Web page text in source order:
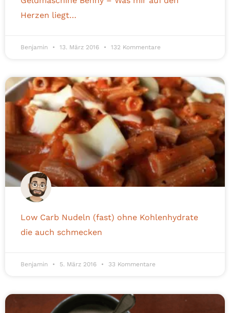
Herzen liegt…
Benjamin 13. März 2016 132 Kommentare
Low Carb Nudeln (fast) ohne Kohlenhydrate
die auch schmecken
Benjamin 5. März 2016 33 Kommentare